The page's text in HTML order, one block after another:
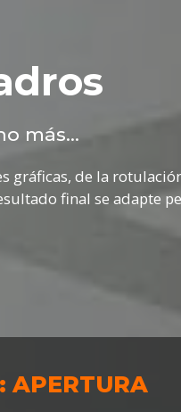
más...
gráficas, de la
final se adapte
APERTURA